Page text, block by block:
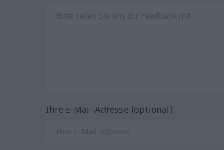
Ihre E-Mail-Adresse (optional)